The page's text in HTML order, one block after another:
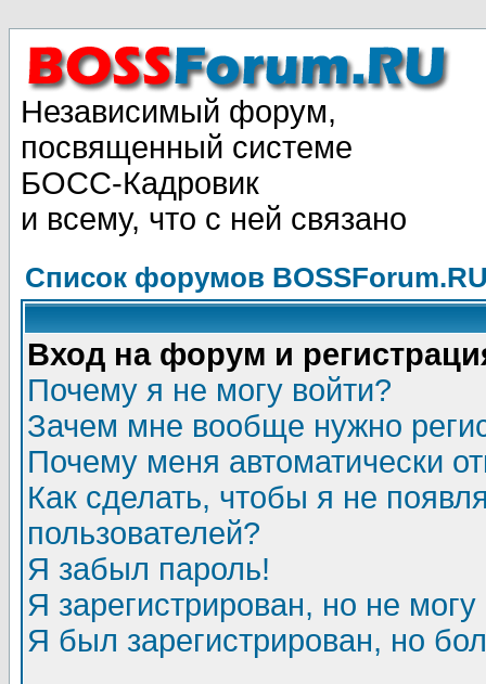
Независимый форум,
посвященный системе
БОСС-Кадровик
и всему, что с ней связано
Список форумов
Вход на форум и
Почему я не могу войти?
Зачем мне вообще нужно
Почему меня автоматически
Как сделать, чтобы я не
пользователей?
Я забыл пароль!
Я зарегистрирован, но не могу
Я был зарегистрирован, но